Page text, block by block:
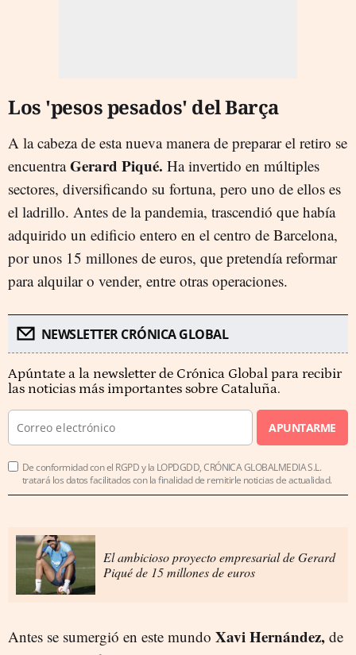
Los 'pesos pesados' del Barça
A la cabeza de esta nueva manera de preparar el retiro se
encuentraGerard Piqué. Ha invertido en múltiples
sectores, diversificando su fortuna, pero uno de ellos es
el ladrillo. Antes de la pandemia, trascendió que había
adquirido un edificio entero en el centro de Barcelona,
por unos 15 millones de euros, que pretendía reformar
para alquilar o vender, entre otras operaciones.
NEWSLETTER CRÓNICA GLOBAL
Apúntate a la newsletter de Crónica Global para recibir
las noticias más importantes sobre Cataluña.
APUNTARME
De conformidad con el RGPD y la LOPDGDD, CRÓNICA GLOBALMEDIA S.L.
tratará los datos facilitados con la finalidad de remitirle noticias de actualidad.
El ambicioso proyecto empresarial de Gerard
Piqué de 15 millones de euros
Antes se sumergió en este mundo Xavi Hernández, de